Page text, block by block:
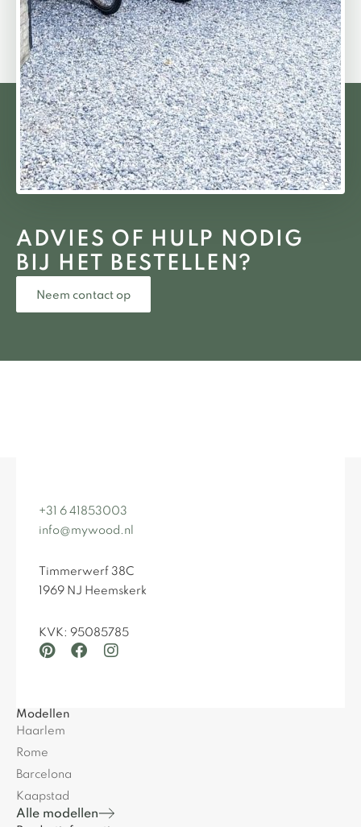
ADVIES OF HULP NODIG
BIJ HET BESTELLEN?
Neem contact op
+31 6 41853003
info@mywood.nl
Timmerwerf 38C
1969 NJ Heemskerk
KVK: 95085785
Modellen
Haarlem
Rome
Barcelona
Kaapstad
Alle modellen